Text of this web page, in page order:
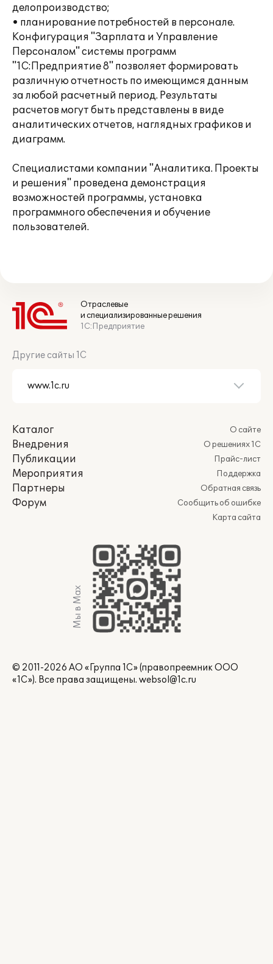
делопроизводство;
• планирование потребностей в персонале.
Конфигурация "Зарплата и Управление
Персоналом" системы программ
"1С:Предприятие 8" позволяет формировать
различную отчетность по имеющимся данным
за любой расчетный период. Результаты
расчетов могут быть представлены в виде
аналитических отчетов, наглядных графиков и
диаграмм.
Специалистами компании "Аналитика. Проекты
и решения" проведена демонстрация
возможностей программы, установка
программного обеспечения и обучение
пользователей.
Отраслевые
и специализированные решения
1С:Предприятие
Другие сайты 1С
Каталог
Внедрения
Публикации
Мероприятия
Партнеры
Форум
О сайте
О решениях 1С
Прайс-лист
Поддержка
Обратная связь
Сообщить об ошибке
Карта сайта
Мы в Max
© 2011-2026 АО «Группа 1С» (правопреемник ООО
«1С»). Все права защищены. websol@1c.ru